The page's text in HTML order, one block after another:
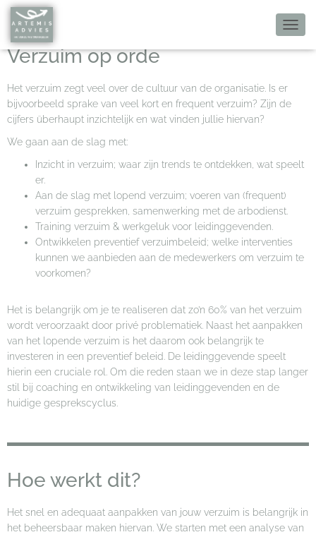
T
O
E
G
Verzuim op orde
Het verzuim zegt veel over de cultuur van de organisatie. Is er
bijvoorbeeld sprake van veel kort en frequent verzuim? Zijn de
cijfers überhaupt inzichtelijk en wat vinden jullie hiervan?
We gaan aan de slag met:
Inzicht in verzuim; waar zijn trends te ontdekken, wat speelt
er.
Aan de slag met lopend verzuim; voeren van (frequent)
verzuim gesprekken, samenwerking met de arbodienst.
Training verzuim & werkgeluk voor leidinggevenden.
Ontwikkelen preventief verzuimbeleid; welke interventies
kunnen we aanbieden aan de medewerkers om verzuim te
voorkomen?
Het is belangrijk om je te realiseren dat zo’n 60% van het verzuim
wordt veroorzaakt door privé problematiek. Naast het aanpakken
van het lopende verzuim is het daarom ook belangrijk te
investeren in een preventief beleid. De leidinggevende speelt
hierin een cruciale rol. Om die reden staan we in deze stap langer
stil bij coaching en ontwikkeling van leidinggevenden en de
huidige gesprekscyclus.
Hoe werkt dit?
Het snel en adequaat aanpakken van jouw verzuim is belangrijk in
het beheersbaar maken hiervan. We starten met een analyse van